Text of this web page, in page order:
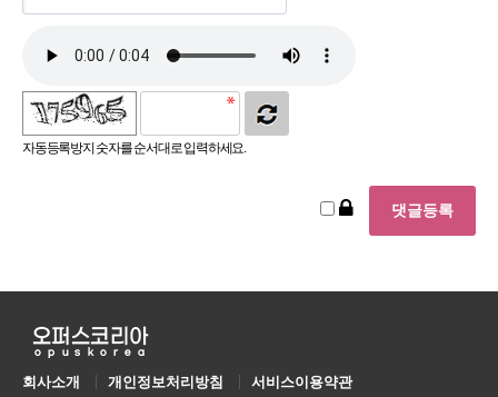
자동등록방지 숫자를 순서대로 입력하세요.
회사소개 개인정보처리방침 서비스이용약관